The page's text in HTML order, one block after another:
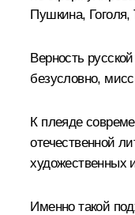
Пушкина, Гоголя,
Верность
безусловно,
К плеяде
отечественной
художественных
Именно такой